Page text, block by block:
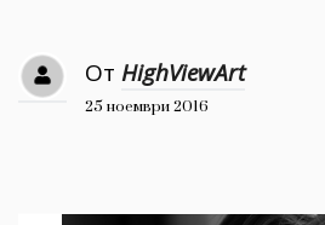
Красота
777 От HighViewArt
25 ноември 2016